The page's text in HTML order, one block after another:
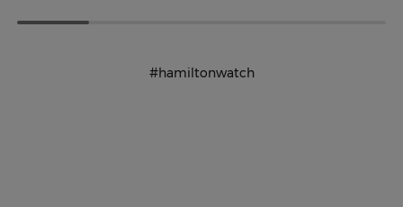
#hamiltonwatch